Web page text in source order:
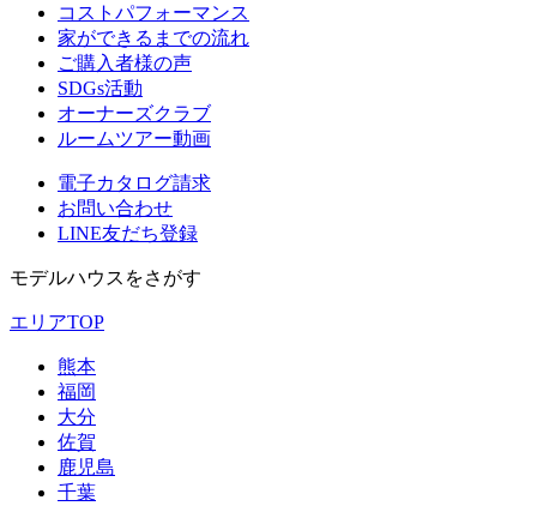
コストパフォーマンス
家ができるまでの流れ
ご購入者様の声
SDGs活動
オーナーズクラブ
ルームツアー動画
電子カタログ請求
お問い合わせ
LINE友だち登録
モデルハウスをさがす
エリアTOP
熊本
福岡
大分
佐賀
鹿児島
千葉